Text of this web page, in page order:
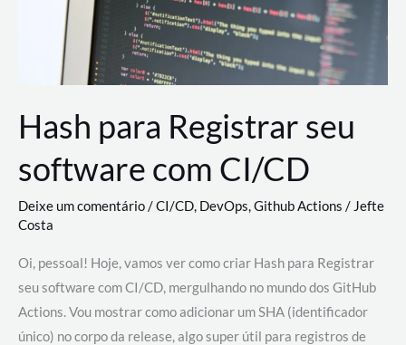
desenvolvimento
Hash para Registrar seu
software com CI/CD
Deixe um comentário/CI/CD, DevOps,Github Actions /Jefte
Costa
Oi, pessoal! Hoje, vamos ver como criar Hash para Registrar
seu software com CI/CD, mergulhando no mundo dos GitHub
Actions. Vou mostrar como adicionar um SHA (identificador
único) no corpo da release, algo super útil para registros de